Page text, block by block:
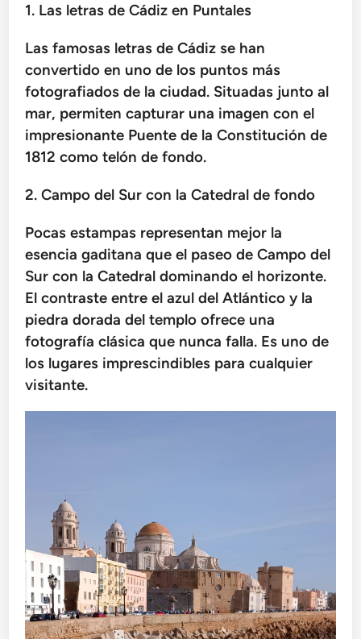
1. Las letras de Cádiz en Puntales
Las famosas letras de Cádiz se han
convertido en uno de los puntos más
fotografiados de la ciudad. Situadas junto al
mar, permiten capturar una imagen con el
impresionante Puente de la Constitución de
1812 como telón de fondo.
2. Campo del Sur con la Catedral de fondo
Pocas estampas representan mejor la
esencia gaditana que el paseo de Campo del
Sur con la Catedral dominando el horizonte.
El contraste entre el azul del Atlántico y la
piedra dorada del templo ofrece una
fotografía clásica que nunca falla. Es uno de
los lugares imprescindibles para cualquier
visitante.